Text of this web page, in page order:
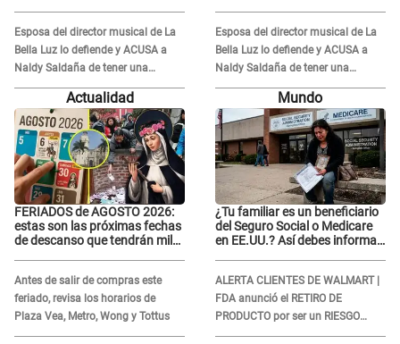
Esposa del director musical de La
Bella Luz lo defiende y ACUSA a
Naldy Saldaña de tener una
relación con él y otros integrantes
Esposa del director musical de La
Bella Luz lo defiende y ACUSA a
Naldy Saldaña de tener una
relación con él y otros integrantes
Actualidad
FERIADOS de AGOSTO 2026:
estas son las próximas fechas
de descanso que tendrán miles
Antes de salir de compras este
feriado, revisa los horarios de
Plaza Vea, Metro, Wong y Tottus
Mundo
¿Tu familiar es un beneficiario
del Seguro Social o Medicare
en EE.UU.? Así debes informar
ALERTA CLIENTES DE WALMART |
FDA anunció el RETIRO DE
PRODUCTO por ser un RIESGO
MORTAL para consumidores: ¿Cuál